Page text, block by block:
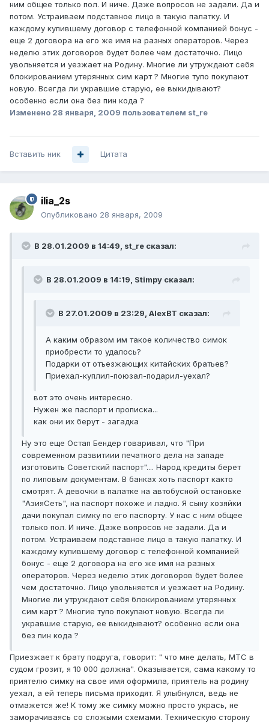
ним общее только пол. И ниче. Даже вопросов не задали. Да и
потом. Устраиваем подставное лицо в такую палатку. И
каждому купившему договор с телефонной компанией бонус -
еще 2 договора на его же имя на разных операторов. Через
неделю этих договоров будет более чем достаточно. Лицо
увольняется и уезжает на Родину. Многие ли утруждают себя
блокированием утерянных сим карт ? Многие тупо покупают
новую. Всегда ли укравшие старую, ее выкидывают?
особенно если она без пин кода ?
Изменено 28 января, 2009 пользователем st_re
Вставить ник Цитата
ilia_2s
Опубликовано 28 января, 2009
В 28.01.2009 в 14:49, st_re сказал:
В 28.01.2009 в 14:19, Stimpy сказал:
В 27.01.2009 в 23:29, AlexBT сказал:
А каким образом им такое количество симок
приобрести то удалось?
Подарки от отъезжающих китайских братьев?
Приехал-куплил-поюзал-подарил-уехал?
вот это очень интересно.
Нужен же паспорт и прописка...
как они их берут - загадка
Ну это еще Остап Бендер говаривал, что "При
современном развитиии печатного дела на западе
изготовить Советский паспорт".... Народ кредиты берет
по липовым документам. В банках хоть паспорт както
смотрят. А девочки в палатке на автобусной остановке
"АзияСеть", на паспорт похоже и ладно. Я сыну хозяйки
дачи покупал симку по его паспорту. У нас с ним общее
только пол. И ниче. Даже вопросов не задали. Да и
потом. Устраиваем подставное лицо в такую палатку. И
каждому купившему договор с телефонной компанией
бонус - еще 2 договора на его же имя на разных
операторов. Через неделю этих договоров будет более
чем достаточно. Лицо увольняется и уезжает на Родину.
Многие ли утруждают себя блокированием утерянных
сим карт ? Многие тупо покупают новую. Всегда ли
укравшие старую, ее выкидывают? особенно если она
без пин кода ?
Приезжает к брату подруга, говорит: " что мне делать, МТС в
судом грозит, я 10 000 должна". Оказывается, сама какому то
приятелю симку на свое имя оформила, приятель на родину
уехал, а ей теперь письма приходят. Я улыбнулся, ведь не
отмажется же! К тому же симку можно просто укрась, не
заморачиваясь со сложыми схемами. Техническую сторону